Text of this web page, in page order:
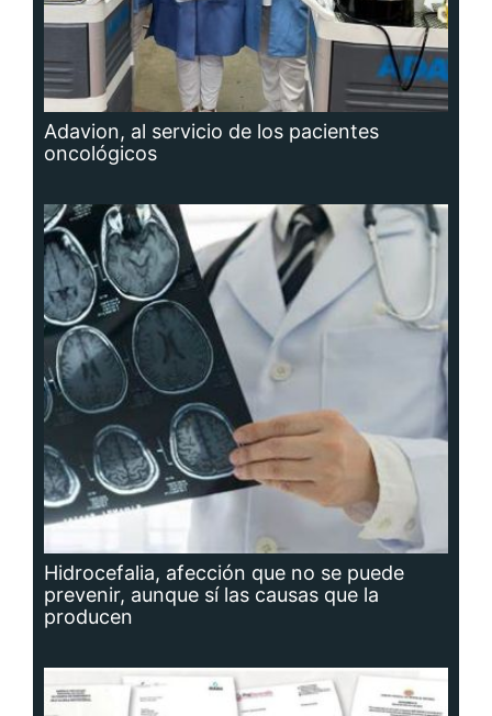
Adavion, al servicio de los pacientes
oncológicos
Hidrocefalia, afección que no se puede
prevenir, aunque sí las causas que la
producen